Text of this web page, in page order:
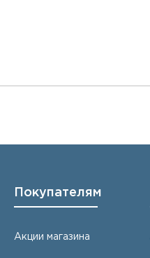
Покупателям
Акции магазина